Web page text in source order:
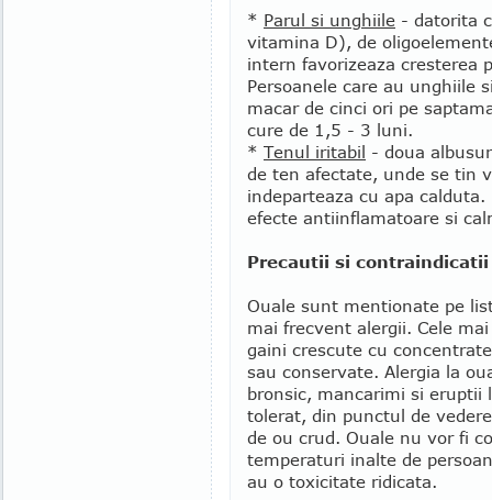
* Parul si unghiile - datorita
vitamina D), de
intern favorizeaza cresterea
Persoanele care au unghiile
macar de cinci ori pe
cure de 1,5 - 3 luni.
* Tenul iritabil - doua
de ten afectate, unde se tin
indeparteaza cu apa
efecte antiinflamatoare si
Precautii si contraindicatii
Ouale sunt mentionate pe
mai frecvent alergii. Cele
gaini crescute cu
sau conservate. Alergia la
bronsic, mancarimi si eruptii
tolerat, din punctul de
de ou crud. Ouale nu vor fi
temperaturi inalte de
au o toxicitate ridicata.